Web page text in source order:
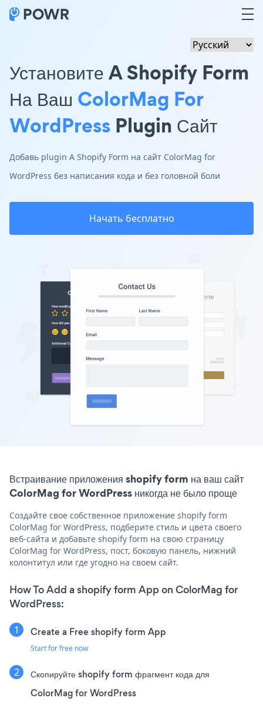
Установите A Shopify Form
На Ваш ColorMag For
WordPress Plugin Сайт
Добавь plugin A Shopify Form на сайт ColorMag for
WordPress без написания кода и без головной боли
Начать бесплатно
Встраивание приложения shopify form на ваш сайт
ColorMag for WordPress никогда не было проще
Создайте свое собственное приложение shopify form
ColorMag for WordPress, подберите стиль и цвета своего
веб-сайта и добавьте shopify form на свою страницу
ColorMag for WordPress, пост, боковую панель, нижний
колонтитул или где угодно на своем сайт.
How To Add a shopify form App on ColorMag for
WordPress:
Create a Free shopify form App
Start for free now
Скопируйте shopify form фрагмент кода для
ColorMag for WordPress